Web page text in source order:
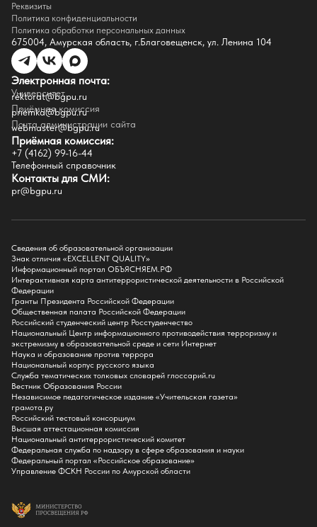
Сведения о доходах
Доступная среда
Инфраструктура
Противодествие коррупции
Противодействие терроризму
Целевой капитал
Часто задаваемые вопросы
Внутренний сайт
Факультеты
Естественно-географический факультет
Историко-филологический факультет
Факультет иностранных языков
Факультет педагогики и психологии
Факультет физической культуры и спорта
Подготовительное отделение для иностранных граждан
Поступление
Приемная комиссия
Поступай в БГПУ
Специальности и направления
Списки поступающих
Приказы о зачислении
Полезные материалы
Общежитие
Информация о целевом обучении
Обркредит в СПО
Бакалавриат
Магистратура
Аспирантура
СПО
Правила приема на Бакалавриат
Правила приема на Магистратуру
Правила приема на СПО
Обучение
Справка для получения налогового вычета
Кванториум
Реквизиты
Политика конфиденциальности
Политика обработки персональных данных
675004, Амурская область, г.Благовещенск, ул. Ленина 104
Электронная почта:
Университет
rektorat@bgpu.ru
Приёмная комиссия
priemka@bgpu.ru
Почта администрации сайта
webmaster@bgpu.ru
Приёмная комиссия:
+7 (4162) 99-16-44
Телефонный справочник
Контакты для СМИ:
pr@bgpu.ru
Сведения об образовательной организации
Знак отличия «EXCELLENT QUALITY»
Информационный портал ОБЪЯСНЯЕМ.РФ
Интерактивная карта антитеррористической деятельности в Российской
Федерации
Гранты Президента Российской Федерации
Общественная палата Российской Федерации
Российский студенческий центр Росстуденчество
Национальный Центр информационного противодействия терроризму и
экстремизму в образовательной среде и сети Интернет
Наука и образование против террора
Национальный корпус русского языка
Служба тематических толковых словарей глоссарий.ru
Вестник Образования России
Независимое педагогическое издание «Учительская газета»
грамота.ру
Российский тестовый консорциум
Высшая аттестационная комиссия
Национальный антитеррористический комитет
Федеральная служба по надзору в сфере образования и науки
Федеральный портал «Российское образование»
Управление ФСКН России по Амурской области